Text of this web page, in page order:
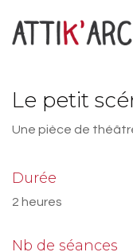
Le petit
Une pièce de
Durée
2 heures
Nb de séances